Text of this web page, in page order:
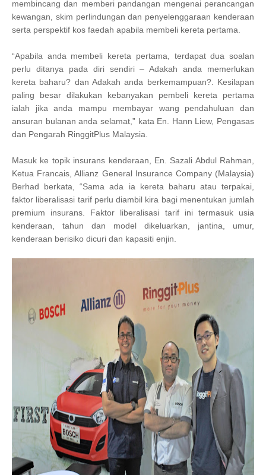
membincang dan memberi pandangan mengenai perancangan
kewangan, skim perlindungan dan penyelenggaraan kenderaan
serta perspektif kos faedah apabila membeli kereta pertama.
“Apabila anda membeli kereta pertama, terdapat dua soalan
perlu ditanya pada diri sendiri – Adakah anda memerlukan
kereta baharu? dan Adakah anda berkemampuan?. Kesilapan
paling besar dilakukan kebanyakan pembeli kereta pertama
ialah jika anda mampu membayar wang pendahuluan dan
ansuran bulanan anda selamat,” kata En. Hann Liew, Pengasas
dan Pengarah RinggitPlus Malaysia.
Masuk ke topik insurans kenderaan, En. Sazali Abdul Rahman,
Ketua Francais, Allianz General Insurance Company (Malaysia)
Berhad berkata, “Sama ada ia kereta baharu atau terpakai,
faktor liberalisasi tarif perlu diambil kira bagi menentukan jumlah
premium insurans. Faktor liberalisasi tarif ini termasuk usia
kenderaan, tahun dan model dikeluarkan, jantina, umur,
kenderaan berisiko dicuri dan kapasiti enjin.